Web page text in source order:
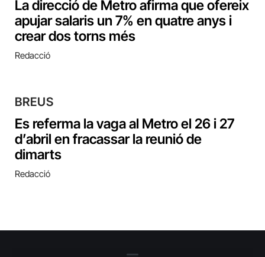
La direcció de Metro afirma que ofereix
apujar salaris un 7% en quatre anys i
crear dos torns més
Redacció
BREUS
Es referma la vaga al Metro el 26 i 27
d’abril en fracassar la reunió de
dimarts
Redacció